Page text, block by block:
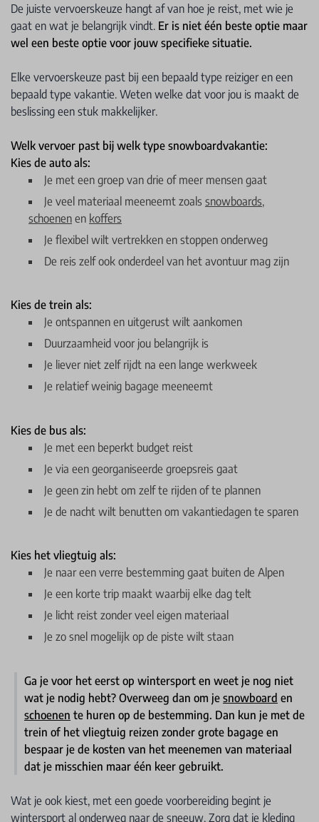
De juiste vervoerskeuze hangt af van hoe je reist, met wie je
gaat en wat je belangrijk vindt. Er is niet één beste optie maar
wel een beste optie voor jouw specifieke situatie.
Elke vervoerskeuze past bij een bepaald type reiziger en een
bepaald type vakantie. Weten welke dat voor jou is maakt de
beslissing een stuk makkelijker.
Welk vervoer past bij welk type snowboardvakantie:
Kies de auto als:
Je met een groep van drie of meer mensen gaat
Je veel materiaal meeneemt zoals snowboards,
schoenen en koffers
Je flexibel wilt vertrekken en stoppen onderweg
De reis zelf ook onderdeel van het avontuur mag zijn
Kies de trein als:
Je ontspannen en uitgerust wilt aankomen
Duurzaamheid voor jou belangrijk is
Je liever niet zelf rijdt na een lange werkweek
Je relatief weinig bagage meeneemt
Kies de bus als:
Je met een beperkt budget reist
Je via een georganiseerde groepsreis gaat
Je geen zin hebt om zelf te rijden of te plannen
Je de nacht wilt benutten om vakantiedagen te sparen
Kies het vliegtuig als:
Je naar een verre bestemming gaat buiten de Alpen
Je een korte trip maakt waarbij elke dag telt
Je licht reist zonder veel eigen materiaal
Je zo snel mogelijk op de piste wilt staan
Ga je voor het eerst op wintersport en weet je nog niet
wat je nodig hebt? Overweeg dan om je snowboard en
schoenen te huren op de bestemming. Dan kun je met de
trein of het vliegtuig reizen zonder grote bagage en
bespaar je de kosten van het meenemen van materiaal
dat je misschien maar één keer gebruikt.
Wat je ook kiest, met een goede voorbereiding begint je
wintersport al onderweg naar de sneeuw. Zorg dat je kleding